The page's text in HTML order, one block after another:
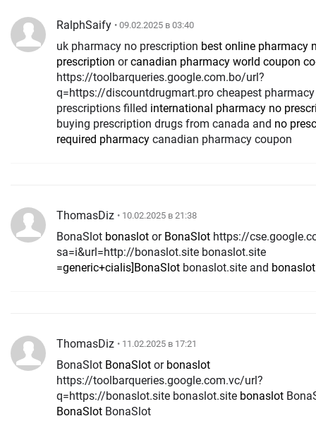
RalphSaify • 09.02.2025 в 03:40
uk pharmacy no prescription best online pharmacy
prescription orcanadian pharmacy world coupon
https://toolbarqueries.google.com.bo/url?
q=https://discountdrugmart.pro cheapest
prescriptions filled international pharmacy no
buying prescription drugs from canada and no
required pharmacy canadian pharmacy coupon
ThomasDiz • 10.02.2025 в 21:38
BonaSlot bonaslot or BonaSlot
sa=i&url=http://bonaslot.site bonaslot.site
=generic+cialis]BonaSlot bonaslot.site and bonaslot
ThomasDiz • 11.02.2025 в 17:21
BonaSlot BonaSlot or bonaslot
https://toolbarqueries.google.com.vc/url?
q=https://bonaslot.site bonaslot.site bonaslot
BonaSlot BonaSlot